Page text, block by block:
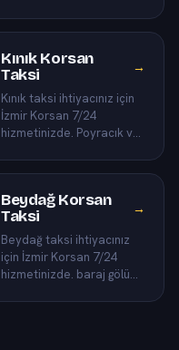
Kınık Korsan
Taksi
→
Kınık taksi ihtiyacınız için
İzmir Korsan 7/24
hizmetinizde. Poyracık ve
Beydağ Korsan
Taksi
→
Beydağ taksi ihtiyacınız
için İzmir Korsan 7/24
hizmetinizde. baraj gölü